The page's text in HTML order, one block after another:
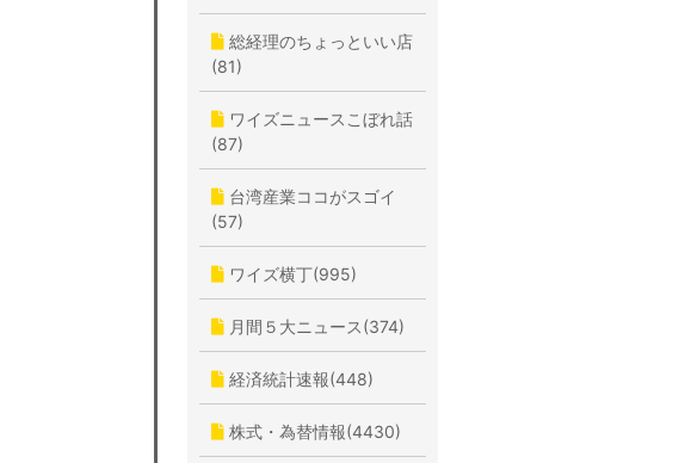
総経理のちょっといい店
(81)
ワイズニュースこぼれ話
(87)
台湾産業ココがスゴイ
(57)
ワイズ横丁(995)
月間５大ニュース(374)
経済統計速報(448)
株式・為替情報(4430)